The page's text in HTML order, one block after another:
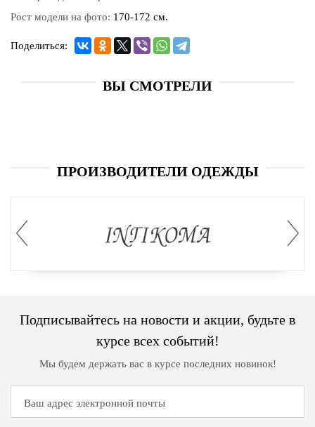
Рост модели на фото: 170-172 см.
Поделиться:
ВЫ СМОТРЕЛИ
ПРОИЗВОДИТЕЛИ ОДЕЖДЫ
Подписывайтесь на новости и акции, будьте в
курсе всех событий!
Мы будем держать вас в курсе последних новинок!